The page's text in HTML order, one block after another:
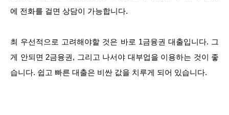
에 전화를 걸면 상담이 가능합니다.
최 우선적으로 고려해야할 것은 바로 1금융권 대출입니다. 그
게 안되면 2금융권, 그리고 나서야 대부업을 이용하는 것이 좋
습니다. 쉽고 빠른 대출은 비싼 값을 치루게 되어 있습니다.